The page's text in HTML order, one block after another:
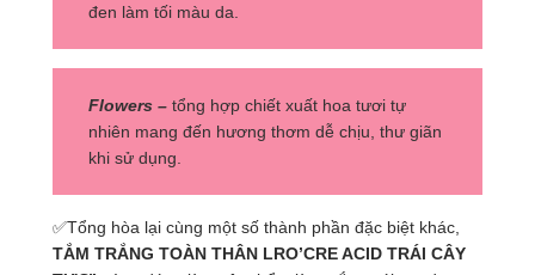
đen làm tối màu da.
Flowers –tổng hợp chiết xuất hoa tươi tự
nhiên mang đến hương thơm dễ chịu, thư giãn
khi sử dụng.
✅Tổng hòa lại cùng một số thành phần đặc biệt khác,
TẮM TRẮNG TOÀN THÂN LRO’CRE ACID TRÁI CÂY